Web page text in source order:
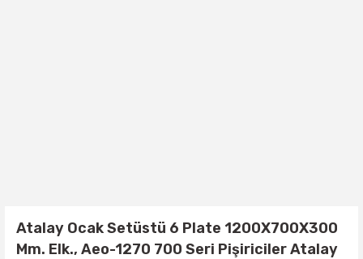
Atalay Ocak Setüstü 6 Plate 1200X700X300
Mm. Elk., Aeo-1270 700 Seri Pişiriciler Atalay